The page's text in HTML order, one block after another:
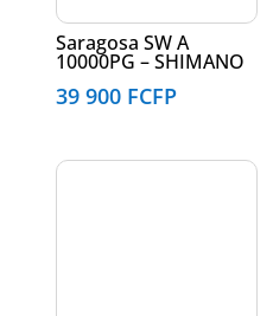
Saragosa SW A
10000PG – SHIMANO
39 900 FCFP